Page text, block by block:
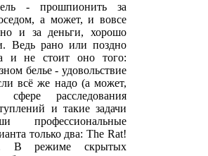
- прошпионить за
а может, и вовсе
и за деньги, хорошо
Ведь рано или поздно
и не стоит оно того:
белье - удовольствие
всё же надо (а может,
расследования
и такие задачи
только два: The Rat!
В режиме скрытых